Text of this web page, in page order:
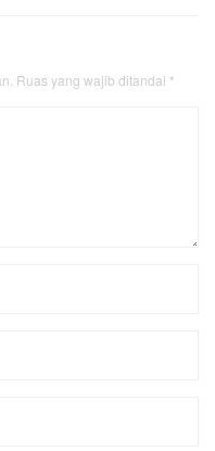
Ruas yang wajib ditandai *